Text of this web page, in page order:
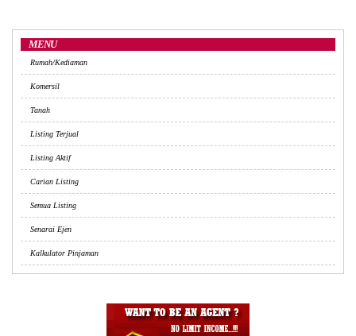
MENU
Rumah/Kediaman
Komersil
Tanah
Listing Terjual
Listing Aktif
Carian Listing
Semua Listing
Senarai Ejen
Kalkulator Pinjaman